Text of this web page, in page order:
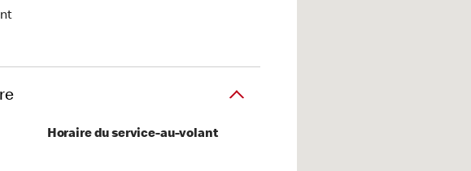
Horaire du service-au-volant